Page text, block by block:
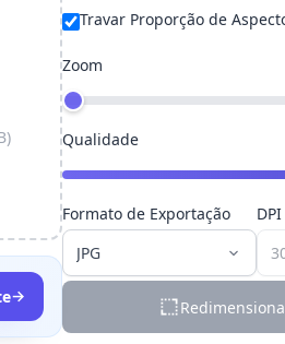
→
Travar Proporção de
Zoom
Qualidade
Formato de Exportação DPI